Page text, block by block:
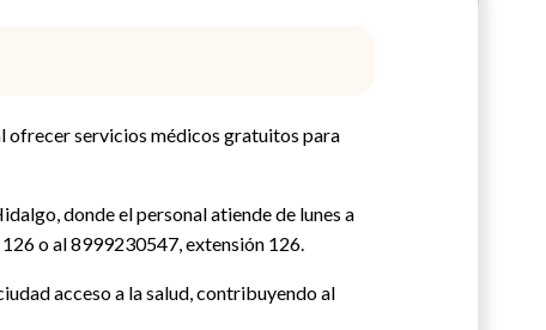
ofrecer servicios médicos gratuitos para
donde el personal atiende de lunes a
o al 8999230547, extensión 126.
acceso a la salud, contribuyendo al